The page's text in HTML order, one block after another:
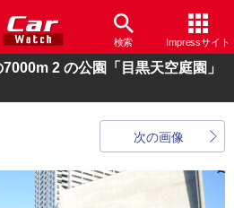
検索 Impressサイト
2 の公園「目黒天空庭園」
次の画像